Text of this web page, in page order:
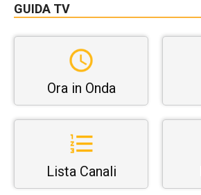
GUIDA TV
Ora in Onda
Lista Canali